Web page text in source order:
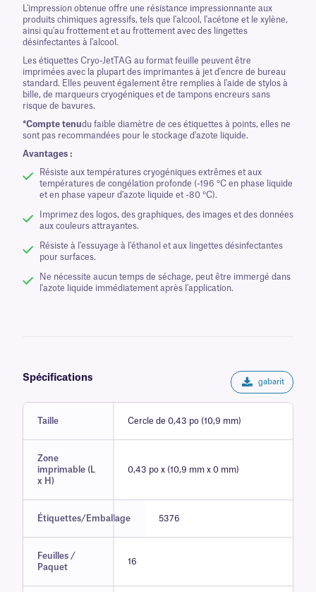
L'impression obtenue offre une résistance impressionnante aux
produits chimiques agressifs, tels que l'alcool, l'acétone et le xylène,
ainsi qu'au frottement et au frottement avec des lingettes
désinfectantes à l'alcool.
Les étiquettes Cryo-JetTAG au format feuille peuvent être
imprimées avec la plupart des imprimantes à jet d'encre de bureau
standard. Elles peuvent également être remplies à l'aide de stylos à
bille, de marqueurs cryogéniques et de tampons encreurs sans
risque de bavures.
*Compte tenudu faible diamètre de ces étiquettes à points, elles ne
sont pas recommandées pour le stockage d'azote liquide.
Avantages :
Résiste aux températures cryogéniques extrêmes et aux
températures de congélation profonde (-196 °C en phase liquide
et en phase vapeur d'azote liquide et -80 °C).
Imprimez des logos, des graphiques, des images et des données
aux couleurs attrayantes.
Résiste à l'essuyage à l'éthanol et aux lingettes désinfectantes
pour surfaces.
Ne nécessite aucun temps de séchage, peut être immergé dans
l'azote liquide immédiatement après l'application.
Spécifications gabarit
Taille Cercle de 0,43 po (10,9 mm)
Zone
imprimable (L
x H)
0,43 po x (10,9 mm x 0 mm)
Étiquettes/Emballage 5376
Feuilles /
Paquet
16